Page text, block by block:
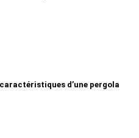
d’une pergola